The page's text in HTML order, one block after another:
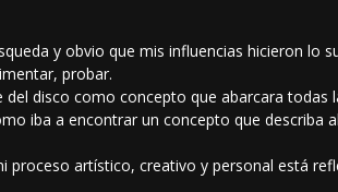
y obvio que mis influencias hicieron lo
probar.
disco como concepto que abarcara todas
iba a encontrar un concepto que describa
artístico, creativo y personal está